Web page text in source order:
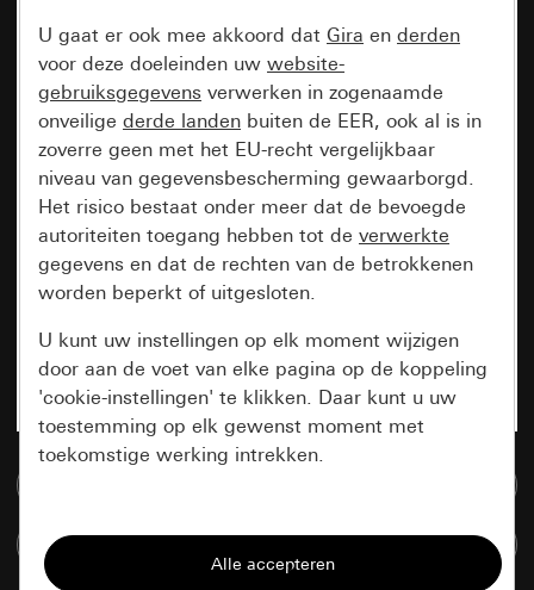
U gaat er ook mee akkoord dat Gira en derden
voor deze doeleinden uw website-
gebruiksgegevens verwerken in zogenaamde
onveilige derde landen buiten de EER, ook al is in
zoverre geen met het EU-recht vergelijkbaar
niveau van gegevensbescherming gewaarborgd.
Het risico bestaat onder meer dat de bevoegde
autoriteiten toegang hebben tot de verwerkte
gegevens en dat de rechten van de betrokkenen
worden beperkt of uitgesloten.
U kunt uw instellingen op elk moment wijzigen
door aan de voet van elke pagina op de koppeling
'cookie-instellingen' te klikken. Daar kunt u uw
toestemming op elk gewenst moment met
toekomstige werking intrekken.
Alle cookies die wij nodig hebben om de